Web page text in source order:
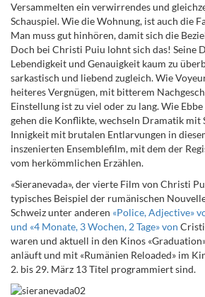
Versammelten ein verwirrendes und
Schauspiel. Wie die Wohnung, ist auch die
Man muss gut hinhören, damit sich die
Doch bei Christi Puiu lohnt sich das! Seine
Lebendigkeit und Genauigkeit kaum zu
sarkastisch und liebend zugleich. Wie
heiteres Vergnügen, mit bitterem
Einstellung ist zu viel oder zu lang. Wie
gehen die Konflikte, wechseln Dramatik mit
Innigkeit mit brutalen Entlarvungen in
inszenierten Ensemblefilm, mit dem der
vom herkömmlichen Erzählen.
«Sieranevada», der vierte Film von Christi
typisches Beispiel der rumänischen
Schweiz unter anderen «Police, Adjective»
und «4 Monate, 3 Wochen, 2 Tage» von
waren und aktuell in den Kinos
anläuft und mit «Rumänien Reloaded» im
2. bis 29. März 13 Titel programmiert sind.